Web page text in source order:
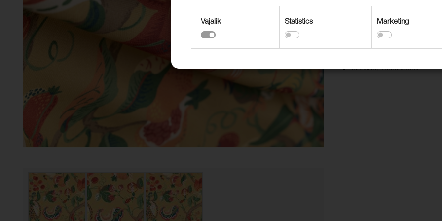
Kasutusvaldkonnad
Dekoratiivne polsterdus
Kardinad, drapeering
Mööbel, kodukasutus
Tekstiilid, voodikatted
Vajalik Statistics Marketing